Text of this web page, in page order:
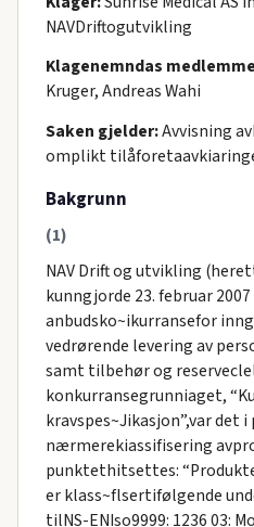
NAVDriftogutvikling
Klagenemndas
Kruger, Andreas Wahi
Saken gjelder:Avvisning
omplikt
Bakgrunn
(1)
NAV Drift og utvikling
kunngjorde 23. februar
anbudsko~ikurransefor
vedrørende levering av
samt tilbehør og
konkurransegrunniaget,
kravspes~Jikasjon”,var det
nærmerekiassifisering
punktethitsettes:
er klass~flsertifølgende
tilNS-ENIso9999: 1236 03: